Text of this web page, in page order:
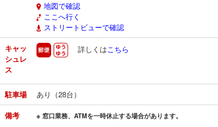
地図で確認
ここへ行く
ストリートビューで確認
キャッ
シュレ
ス
郵便 ゆうゆう
詳しくはこちら
駐車場 あり（28台）
備考 ※ 窓口業務、ATMを一時休止する場合があります。